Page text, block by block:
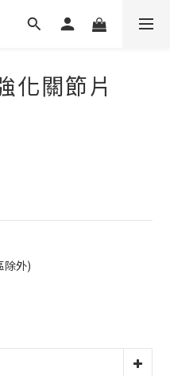
化關節片
除外)